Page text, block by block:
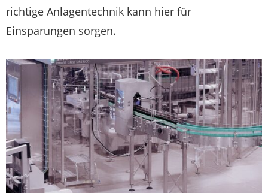
richtige Anlagentechnik kann hier für
Einsparungen sorgen.